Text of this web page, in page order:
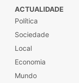
ACTUALIDADE
Política
Sociedade
Local
Economia
Mundo